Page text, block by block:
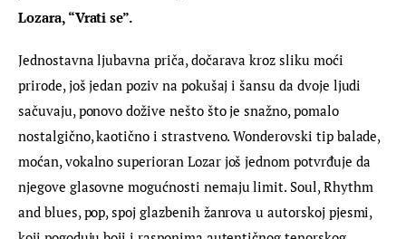
Lozara, “Vrati se”.
Jednostavna ljubavna priča, dočarava kroz sliku moći
prirode, još jedan poziv na pokušaj i šansu da dvoje ljudi
sačuvaju, ponovo dožive nešto što je snažno, pomalo
nostalgično, kaotično i strastveno. Wonderovski tip balade,
moćan, vokalno superioran Lozar još jednom potvrđuje da
njegove glasovne mogućnosti nemaju limit. Soul, Rhythm
and blues, pop, spoj glazbenih žanrova u autorskoj pjesmi,